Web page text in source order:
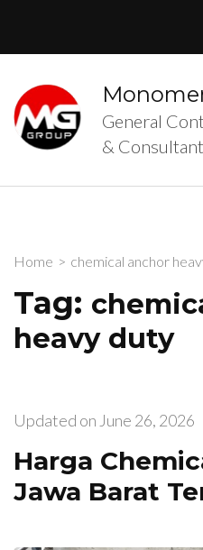
(Press
Enter)
General
& Consultant
Home > chemical anchor
Tag:
heavy duty
Updated on June 26, 2026
Harga
Jawa Barat